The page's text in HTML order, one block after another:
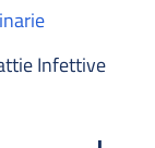
Infettive